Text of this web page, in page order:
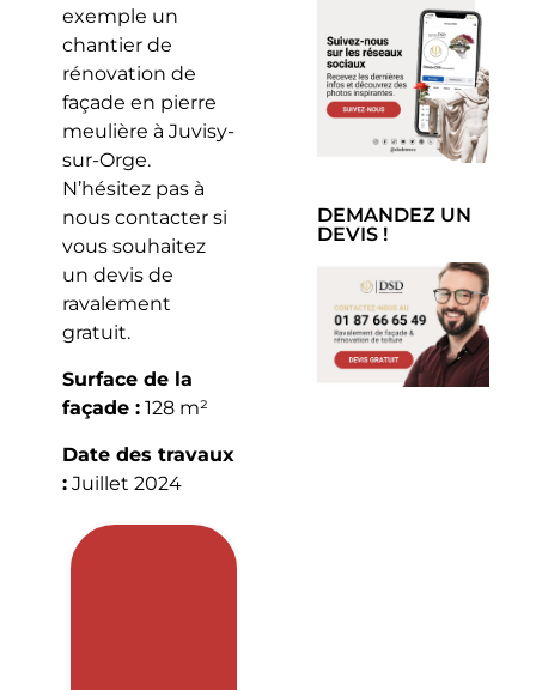
exemple un
chantier de
rénovation de
façade en pierre
meulière à Juvisy-
sur-Orge.
N’hésitez pas à
nous contacter si
vous souhaitez
un devis de
ravalement
gratuit.
Surface de la
façade :128 m²
Date des travaux
:Juillet 2024
DEMANDEZ UN
DEVIS !